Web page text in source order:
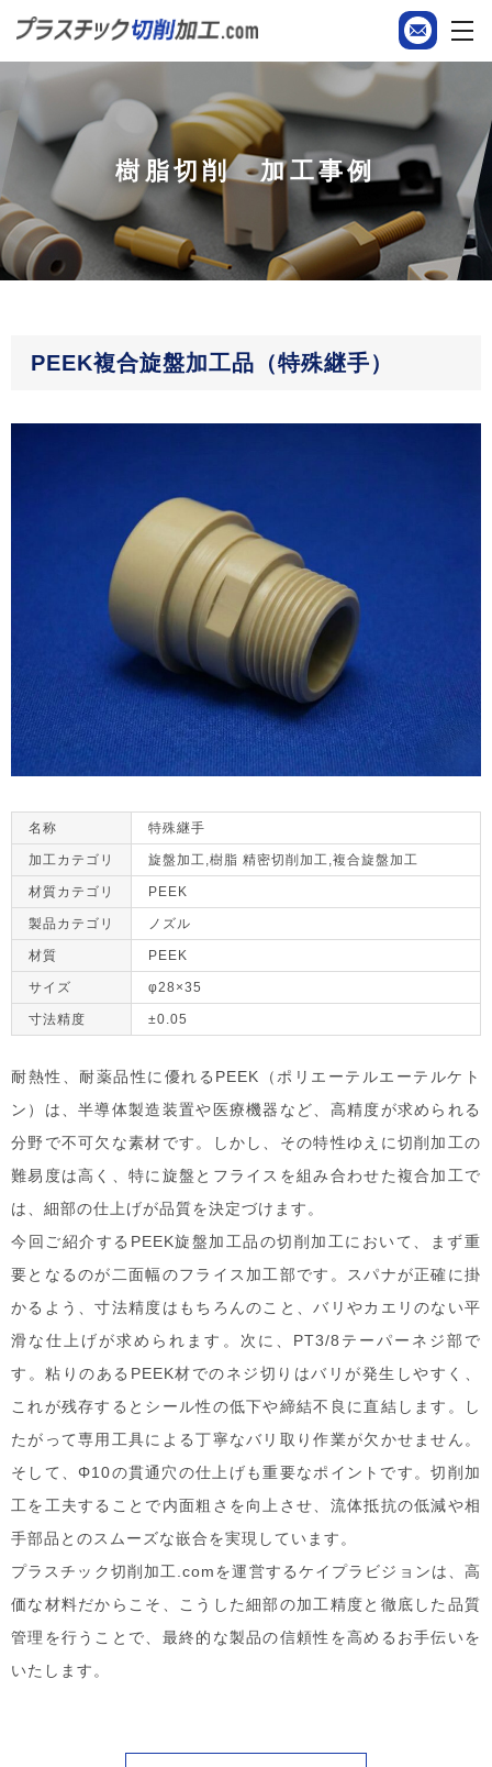
樹脂切削 加工事例
PEEK複合旋盤加工品（特殊継手）
名称 特殊継手
加工カテゴリ 旋盤加工,樹脂 精密切削加工,複合旋盤加工
材質カテゴリ PEEK
製品カテゴリ ノズル
材質 PEEK
サイズ φ28×35
寸法精度 ±0.05
耐熱性、耐薬品性に優れるPEEK（ポリエーテルエーテルケト
ン）は、半導体製造装置や医療機器など、高精度が求められる
分野で不可欠な素材です。しかし、その特性ゆえに切削加工の
難易度は高く、特に旋盤とフライスを組み合わせた複合加工で
は、細部の仕上げが品質を決定づけます。
今回ご紹介するPEEK旋盤加工品の切削加工において、まず重
要となるのが二面幅のフライス加工部です。スパナが正確に掛
かるよう、寸法精度はもちろんのこと、バリやカエリのない平
滑な仕上げが求められます。次に、PT3/8テーパーネジ部で
す。粘りのあるPEEK材でのネジ切りはバリが発生しやすく、
これが残存するとシール性の低下や締結不良に直結します。し
たがって専用工具による丁寧なバリ取り作業が欠かせません。
そして、Φ10の貫通穴の仕上げも重要なポイントです。切削加
工を工夫することで内面粗さを向上させ、流体抵抗の低減や相
手部品とのスムーズな嵌合を実現しています。
プラスチック切削加工.comを運営するケイプラビジョンは、高
価な材料だからこそ、こうした細部の加工精度と徹底した品質
管理を行うことで、最終的な製品の信頼性を高めるお手伝いを
いたします。